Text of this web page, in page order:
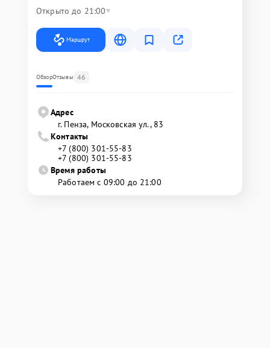
Открыто до 21:00
Маршрут
ОбзорОтзывы 46
Адрес
г. Пенза, Московская ул., 83
Контакты
+7 (800) 301-55-83
+7 (800) 301-55-83
Время работы
Работаем с 09:00 до 21:00